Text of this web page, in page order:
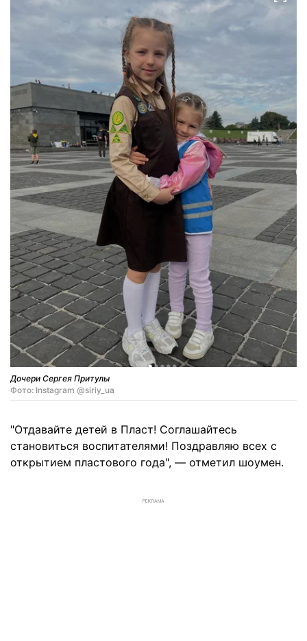
Дочери Сергея Притулы
Фото: Instagram @siriy_ua
"Отдавайте детей в Пласт! Соглашайтесь
становиться воспитателями! Поздравляю всех с
открытием пластового года", — отметил шоумен.
РЕКЛАМА